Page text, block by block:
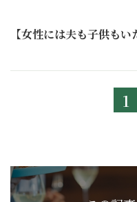
【女性には夫も子供も
1